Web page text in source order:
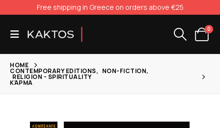
Free shipping in Greece on orders above €25
0
HOME
CONTEMPORARY EDITIONS, NON-FICTION,
RELIGION - SPIRITUALITY
ΚΆΡΜΑ